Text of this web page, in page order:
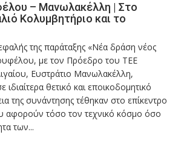
– Μανωλακέλλη | Στο
Κολυμβητήριο και το
της παράταξης «Νέα δράση νέος
με τον Πρόεδρο του ΤΕΕ
Ευστράτιο Μανωλακέλλη,
θετικό και εποικοδομητικό
της συνάντησης τέθηκαν στο επίκεντρο
αφορούν τόσο τον τεχνικό κόσμο όσο
των...